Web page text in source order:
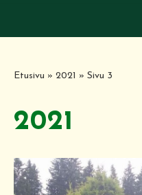
Etusivu » 2021 » Sivu 3
2021